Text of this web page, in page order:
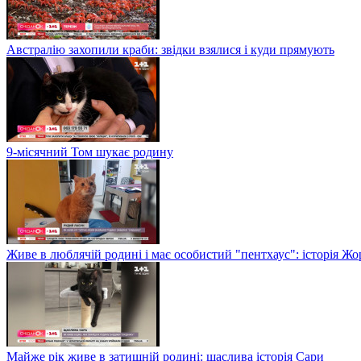
Австралію захопили краби: звідки взялися і куди прямують
9-місячний Том шукає родину
Живе в люблячій родині і має особистий "пентхаус": історія
Майже рік живе в затишній родині: щаслива історія Сари